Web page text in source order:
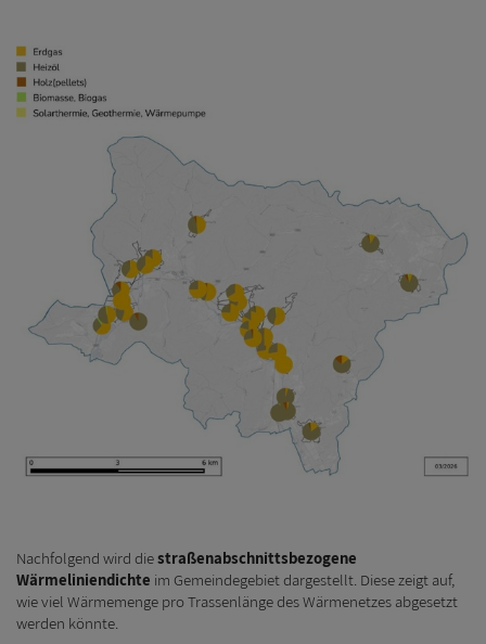
Nachfolgend wird diestraßenabschnittsbezogene
Wärmeliniendichte im Gemeindegebiet dargestellt. Diese zeigt auf,
wie viel Wärmemenge pro Trassenlänge des Wärmenetzes abgesetzt
werden könnte.